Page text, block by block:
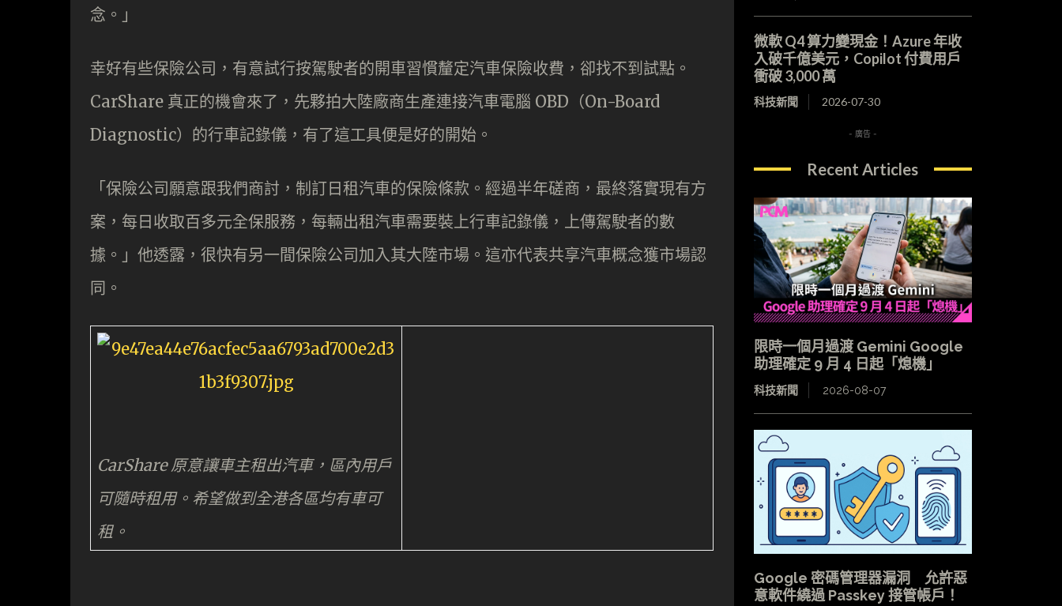
念。」
幸好有些保險公司，有意試行按駕駛者的開車習慣釐定汽車保險收費，卻找不到試點。
CarShare 真正的機會來了，先夥拍大陸廠商生產連接汽車電腦 OBD（On-Board
Diagnostic）的行車記錄儀，有了這工具便是好的開始。
「保險公司願意跟我們商討，制訂日租汽車的保險條款。經過半年磋商，最終落實現有方
案，每日收取百多元全保服務，每輛出租汽車需要裝上行車記錄儀，上傳駕駛者的數
據。」他透露，很快有另一間保險公司加入其大陸市場。這亦代表共享汽車概念獲市場認
同。
CarShare 原意讓車主租出汽車，區內用戶
可隨時租用。希望做到全港各區均有車可
租。
微軟 Q4 算力變現金！Azure 年收
入破千億美元，Copilot 付費用戶
衝破 3,000 萬
科技新聞 2026-07-30
- 廣告 -
Recent Articles
限時一個月過渡 Gemini Google
助理確定 9 月 4 日起「熄機」
科技新聞 2026-08-07
Google 密碼管理器漏洞 允許惡
意軟件繞過 Passkey 接管帳戶！